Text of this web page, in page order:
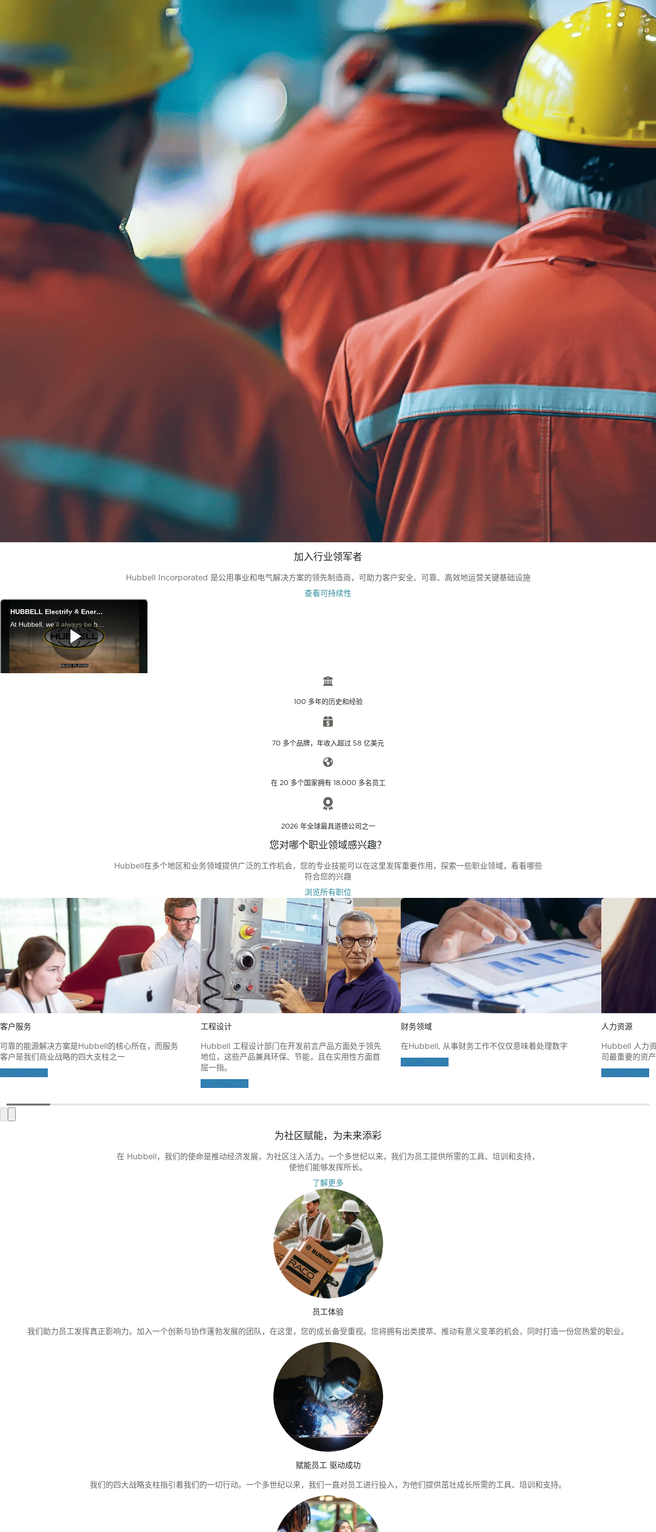
加入行业领军者
Hubbell Incorporated 是公用事业和电气解决方案的领先制造商，可助力客户安全、可靠、高效地运营关键基础设施
查看可持续性
100 多年的历史和经验
70 多个品牌，年收入超过 58 亿美元
在 20 多个国家拥有 18,000 多名员工
2026 年全球最具道德公司之一
您对哪个职业领域感兴趣？
Hubbell在多个地区和业务领域提供广泛的工作机会，您的专业技能可以在这里发挥重要作用，探索一些职业领域，看看哪些
符合您的兴趣
浏览所有职位
客户服务
可靠的能源解决方案是Hubbell的核心所在，而服务
客户是我们商业战略的四大支柱之一
发现工作机会
工程设计
Hubbell 工程设计部门在开发前言产品方面处于领先
地位，这些产品兼具环保、节能，且在实用性方面首
屈一指。
发现工作机会
财务领域
在Hubbell, 从事财务工作不仅仅意味着处理数字
发现工作机会
人力资源
Hubbell 人力
司最重要的资
发现工作机会
为社区赋能，为未来添彩
在 Hubbell，我们的使命是推动经济发展，为社区注入活力。一个多世纪以来，我们为员工提供所需的工具、培训和支持，
使他们能够发挥所长。
了解更多
员工体验
我们助力员工发挥真正影响力。加入一个创新与协作蓬勃发展的团队，在这里，您的成长备受重视。您将拥有出类拔萃、推动有意义变革的机会，同时打造一份您热爱的职业。
赋能员工 驱动成功
我们的四大战略支柱指引着我们的一切行动。一个多世纪以来，我们一直对员工进行投入，为他们提供茁壮成长所需的工具、培训和支持。